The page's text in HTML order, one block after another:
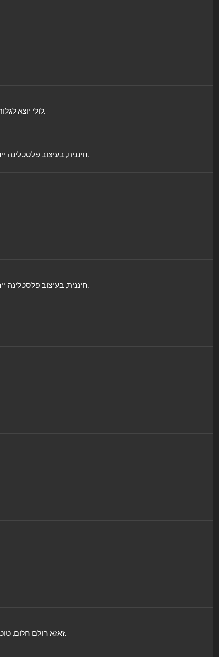
לולי יוצא לגלות את נפלאות היום יום יחד עם בני משפחתו וחבריו בסדרת אנימציה חדשה המבוססת על סיפוריה של סופרת הילדים האהובה מיריק שניר.
(שחור על גבי לבן) חיננית, בעיצוב פלסטלינה ייחודי ומובהק, בתמונות של המילה כפי שהיא נראית במציאות ובתמונות של צעצועים, המהווים ואריאציה מופשטת למילה.
(שחור על גבי לבן) חיננית, בעיצוב פלסטלינה ייחודי ומובהק, בתמונות של המילה כפי שהיא נראית במציאות ובתמונות של צעצועים, המהווים ואריאציה מופשטת למילה.
זאזא חולם חלום, טוטו מספק מצרכים עם הואן שלו, ולפני שטוטו ומימי אוכלים עוגה, הם סופרים עם חשבוניה ומאתגרים אחד את השני למצוא את המספר הנכון.